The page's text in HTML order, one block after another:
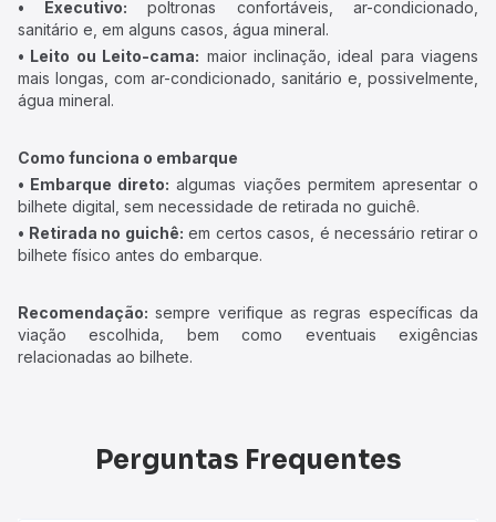
• Executivo: poltronas confortáveis, ar-condicionado,
sanitário e, em alguns casos, água mineral.
• Leito ou Leito-cama: maior inclinação, ideal para viagens
mais longas, com ar-condicionado, sanitário e, possivelmente,
água mineral.
Como funciona o embarque
• Embarque direto: algumas viações permitem apresentar o
bilhete digital, sem necessidade de retirada no guichê.
• Retirada no guichê: em certos casos, é necessário retirar o
bilhete físico antes do embarque.
Recomendação: sempre verifique as regras específicas da
viação escolhida, bem como eventuais exigências
relacionadas ao bilhete.
Perguntas Frequentes